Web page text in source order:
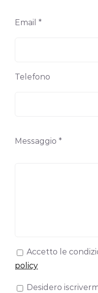
Email *
Telefono
Messaggio *
Accetto le
policy
Desidero